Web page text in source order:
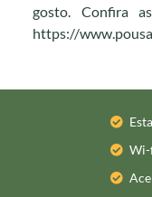
gosto. Confira
https://